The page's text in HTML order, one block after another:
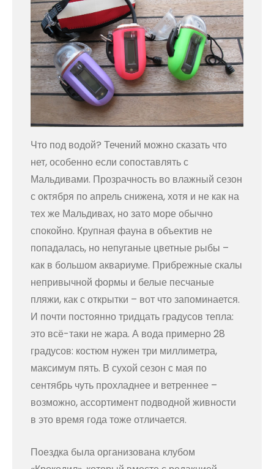
Что под водой? Течений можно сказать что
нет, особенно если сопоставлять с
Мальдивами. Прозрачность во влажный сезон
с октября по апрель снижена, хотя и не как на
тех же Мальдивах, но зато море обычно
спокойно. Крупная фауна в объектив не
попадалась, но непуганые цветные рыбы –
как в большом аквариуме. Прибрежные скалы
непривычной формы и белые песчаные
пляжи, как с открытки – вот что запоминается.
И почти постоянно тридцать градусов тепла:
это всё-таки не жара. А вода примерно 28
градусов: костюм нужен три миллиметра,
максимум пять. В сухой сезон с мая по
сентябрь чуть прохладнее и ветреннее –
возможно, ассортимент подводной живности
в это время года тоже отличается.
Поездка была организована клубом